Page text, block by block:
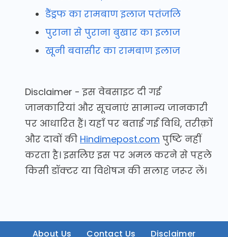
डैंड्रफ का रामबाण इलाज पतंजलि
पुराना से पुराना बुखार का इलाज
खूनी बवासीर का रामबाण इलाज
Disclaimer - इस वेबसाइट दी गई
जानकारियां और सूचनाएं सामान्य जानकारी
पर आधारित हैं। यहाँ पर बताई गई विधि, तरीक़ों
और दावों की Hindimepost.com पुष्टि नहीं
करता है। इसलिए इस पर अमल करने से पहले
किसी डॉक्टर या विशेषज्ञ की सलाह जरूर लें।
About Us Contact Us Disclaimer